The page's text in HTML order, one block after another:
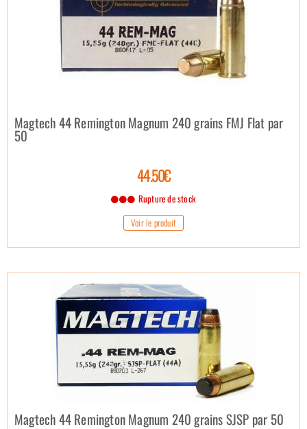
Magtech 44 Remington Magnum 240 grains FMJ Flat par
50
44.50€
Rupture de stock
Voir le produit
Magtech 44 Remington Magnum 240 grains SJSP par 50